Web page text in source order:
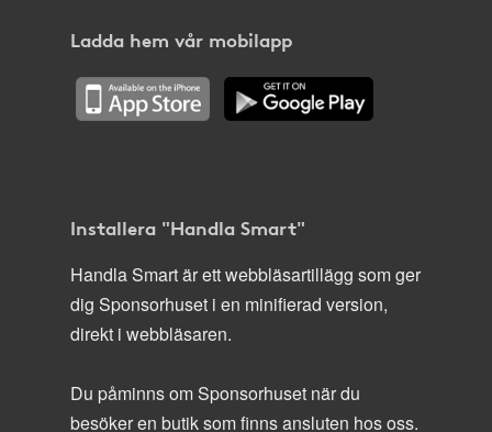
Ladda hem vår mobilapp
Installera "Handla Smart"
Handla Smart är ett webbläsartillägg som ger
dig Sponsorhuset i en minifierad version,
direkt i webbläsaren.
Du påminns om Sponsorhuset när du
besöker en butik som finns ansluten hos oss.